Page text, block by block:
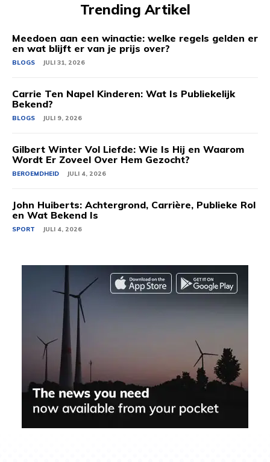
Trending Artikel
Meedoen aan een winactie: welke regels gelden er
en wat blijft er van je prijs over?
BLOGS JULI 31, 2026
Carrie Ten Napel Kinderen: Wat Is Publiekelijk
Bekend?
BLOGS JULI 9, 2026
Gilbert Winter Vol Liefde: Wie Is Hij en Waarom
Wordt Er Zoveel Over Hem Gezocht?
BEROEMDHEID JULI 4, 2026
John Huiberts: Achtergrond, Carrière, Publieke Rol
en Wat Bekend Is
SPORT JULI 4, 2026